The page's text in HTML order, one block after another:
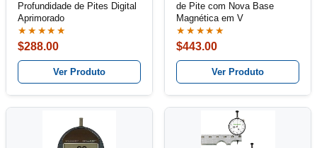
Profundidade de Pites Digital
Aprimorado
★★★★★
$288.00
Ver Produto
de Pite com Nova Base
Magnética em V
★★★★★
$443.00
Ver Produto